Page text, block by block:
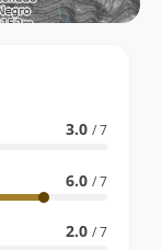
3.0 / 7
6.0 / 7
2.0 / 7